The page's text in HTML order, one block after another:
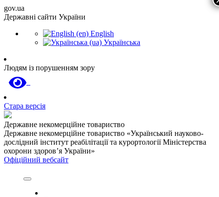
gov.ua
Державні сайти України
English
Українська
Людям із порушенням зору
Стара версія
Державне некомерційне товариство
Державне некомерційне товариство «Український науково-
дослідний інститут реабілітації та курортології Міністерства
охорони здоров’я України»
Офіційний вебсайт